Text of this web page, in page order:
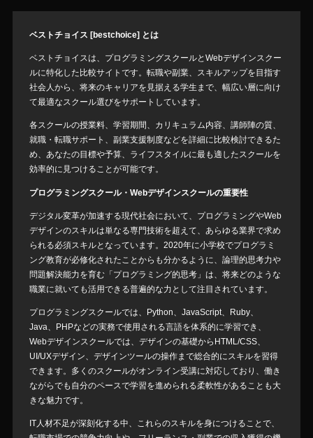
ベストチョイス [bestchoice] とは
ベストチョイスは、プログラミングスクールとWebデザインスクー
ルに特化した比較サイトです。転職や副業、スキルアップを目指す
社会人から、将来のキャリアを見据える学生まで、幅広い層に向け
て最適なスクール選びをサポートしています。
各スクールの授業料、学習期間、カリキュラム内容、講師陣の質、
就職・転職サポート、副業支援制度などを詳細に比較検討できるた
め、あなたの目標や予算、ライフスタイルに最も適したスクールを
効率的に見つけることが可能です。
プログラミングスクール・Webデザインスクールの重要性
デジタル変革が加速する現代社会において、プログラミングやWeb
デザインのスキルは単なる専門技術を超えて、あらゆる業界で求め
られる必須スキルとなっています。2020年に小学校でプログラミ
ング教育が必修化されたことからも分かるように、論理的思考力や
問題解決能力を育む「プログラミング的思考」は、将来どのような
職業に就いても活用できる普遍的な力として注目されています。
プログラミングスクールでは、Python、JavaScript、Ruby、
Java、PHPなどの実務で使用される言語を体系的に学習でき、
Webデザインスクールでは、デザインの基礎からHTML/CSS、
UI/UXデザイン、デザインツールの操作まで総合的にスキルを習得
できます。多くのスクールがオンライン受講に対応しており、働き
ながらでも自分のペースで学習を進められる柔軟性があることも大
きな魅力です。
IT人材不足が深刻化する中、これらのスキルを身につけることで、